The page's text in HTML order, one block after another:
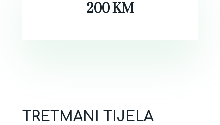
200 KM
TRETMANI TIJELA